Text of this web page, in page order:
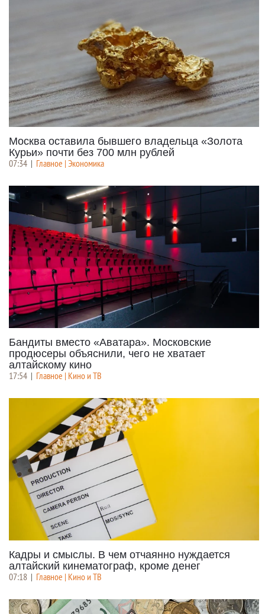
Москва оставила бывшего владельца «Золота
Курьи» почти без 700 млн рублей
07:34 Главное | Экономика
Бандиты вместо «Аватара». Московские
продюсеры объяснили, чего не хватает
алтайскому кино
17:54 | Главное | Кино и ТВ
Кадры и смыслы. В чем отчаянно нуждается
алтайский кинематограф, кроме денег
07:18 | Главное | Кино и ТВ